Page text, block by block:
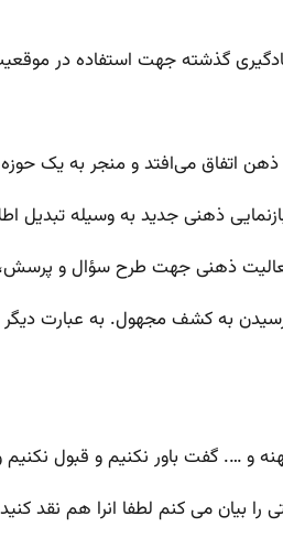
گذشته جهت استفاده در
ذهن اتفاق می‌افتد و منجر به یک
ذهنی جدید به وسیله تبدیل
فعالیت ذهنی جهت طرح سؤال و
رسیدن به کشف مجهول. به عبارت
…. گفت باور نکنیم و قبول نکنیم
را بیان می کنم لطفا انرا هم نقد